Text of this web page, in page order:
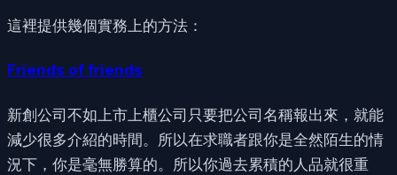
這裡提供幾個實務上的方法：
Friends of friends
新創公司不如上市上櫃公司只要把公司名稱報出來，就能
減少很多介紹的時間。所以在求職者跟你是全然陌生的情
況下，你是毫無勝算的。所以你過去累積的人品就很重